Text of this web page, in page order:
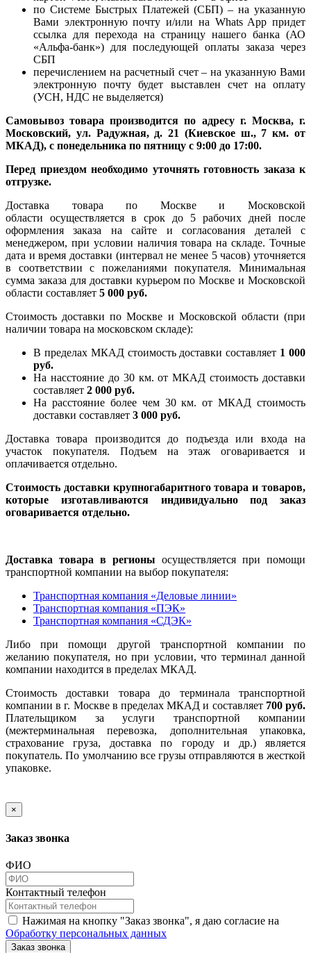
по Системе Быстрых Платежей (СБП) – на указанную
Вами электронную почту и/или на Whats App придет
ссылка для перехода на страницу нашего банка (АО
«Альфа-банк») для последующей оплаты заказа через
СБП
перечислением на расчетный счет – на указанную Вами
электронную почту будет выставлен счет на оплату
(УСН, НДС не выделяется)
Самовывоз товара производится по адресу г. Москва, г.
Московский, ул. Радужная, д. 21 (Киевское ш., 7 км. от
МКАД), с понедельника по пятницу с 9:00 до 17:00.
Перед приездом необходимо уточнять готовность заказа к
отгрузке.
Доставка товара по Москве и Московской
области осуществляется в срок до 5 рабочих дней после
оформления заказа на сайте и согласования деталей с
менеджером, при условии наличия товара на складе. Точные
дата и время доставки (интервал не менее 5 часов) уточняется
в соответствии с пожеланиями покупателя. Минимальная
сумма заказа для доставки курьером по Москве и Московской
области составляет 5 000 руб.
Стоимость доставки по Москве и Московской области (при
наличии товара на московском складе):
В пределах МКАД стоимость доставки составляет 1 000
руб.
На насcтояние до 30 км. от МКАД стоимость доставки
составляет 2 000 руб.
На расстояние более чем 30 км. от МКАД стоимость
доставки составляет 3 000 руб.
Доставка товара производится до подъезда или входа на
участок покупателя. Подъем на этаж оговаривается и
оплачивается отдельно.
Стоимость доставки крупногабаритного товара и товаров,
которые изготавливаются индивидуально под заказ
оговаривается отдельно.
Доставка товара в регионы осуществляется при помощи
транспортной компании на выбор покупателя:
Транспортная компания «Деловые линии»
Транспортная компания «ПЭК»
Транспортная компания «СДЭК»
Либо при помощи другой транспортной компании по
желанию покупателя, но при условии, что терминал данной
компании находится в пределах МКАД.
Стоимость доставки товара до терминала транспортной
компании в г. Москве в пределах МКАД и составляет 700 руб.
Плательщиком за услуги транспортной компании
(межтерминальная перевозка, дополнительная упаковка,
страхование груза, доставка по городу и др.) является
покупатель. По умолчанию все грузы отправляются в жесткой
упаковке.
×
Заказ звонка
ФИО
Контактный телефон
Нажимая на кнопку "Заказ звонка", я даю согласие на
Обработку персональных данных
Заказ звонка